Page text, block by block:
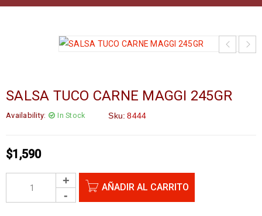
SALSA TUCO CARNE MAGGI 245GR
Availability: In Stock Sku: 8444
$1,590
AÑADIR AL CARRITO